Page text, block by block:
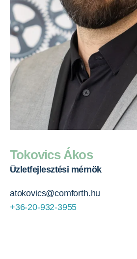
Tokovics Ákos
Üzletfejlesztési mérnök
atokovics@comforth.hu
+36-20-932-3955